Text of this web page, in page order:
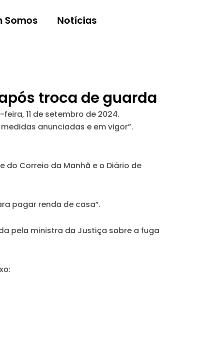
Somos Notícias
troca de guarda
11 de setembro de 2024.
anunciadas e em vigor”.
do Correio da Manhã e o Diário de
pagar renda de casa”.
pela ministra da Justiça sobre a fuga